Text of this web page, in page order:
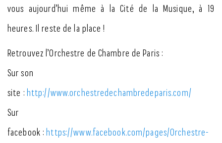
vous aujourd’hui même à la Cité de la Musique, à 19
heures. Il reste de la place !
Retrouvez l’Orchestre de Chambre de Paris :
Sur son
site : http://www.orchestredechambredeparis.com/
Sur
facebook : https://www.facebook.com/pages/Orchestre-